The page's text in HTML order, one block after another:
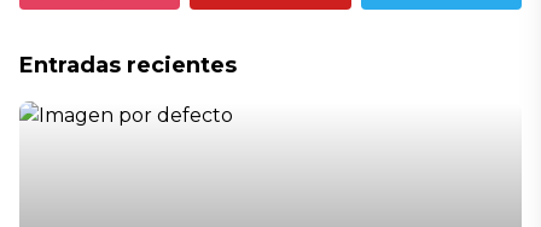
Entradas recientes